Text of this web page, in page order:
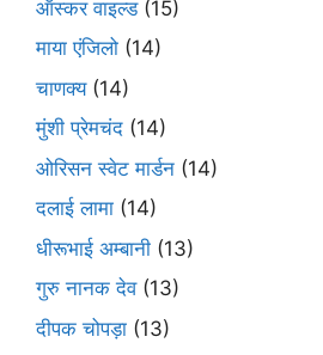
ऑस्कर वाइल्ड(15)
माया एंजिलो (14)
चाणक्य(14)
मुंशी प्रेमचंद (14)
ओरिसन स्‍वेट मार्डन (14)
दलाई लामा (14)
धीरूभाई अम्बानी (13)
गुरु नानक देव(13)
दीपक चोपड़ा (13)